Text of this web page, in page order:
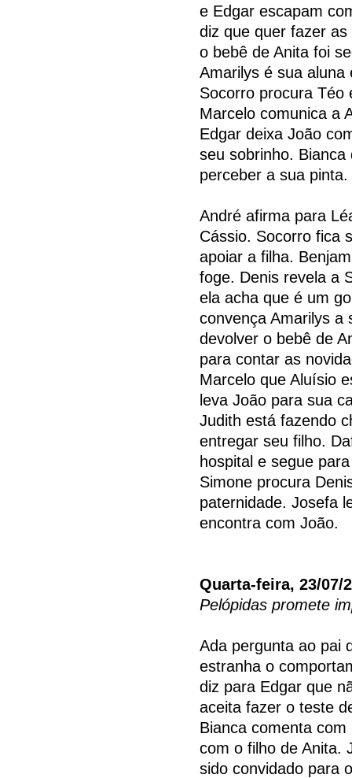
e Edgar escapam
diz que quer fazer
o bebê de Anita foi
Amarilys é sua
Socorro procura Téo
Marcelo comunica a
Edgar deixa João
seu sobrinho.
perceber a sua pinta.
André afirma para
Cássio. Socorro fica
apoiar a filha.
foge. Denis revela a
ela acha que é um
convença Amarilys a
devolver o bebê de
para contar as
Marcelo que Aluísio
leva João para sua
Judith está fazendo
entregar seu filho.
hospital e segue
Simone procura
paternidade. Josefa
encontra com João.
Quarta-feira, 23/07/
Pelópidas promete
Ada pergunta ao pai
estranha o
diz para Edgar que
aceita fazer o teste
Bianca comenta
com o filho de Anita.
sido convidado para